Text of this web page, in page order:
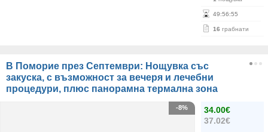
49:56:55
16 грабнати
В Поморие през Септември: Нощувка със
закуска, с възможност за вечеря и лечебни
процедури, плюс панорамна термална зона
34.00€
37.02€
-8%